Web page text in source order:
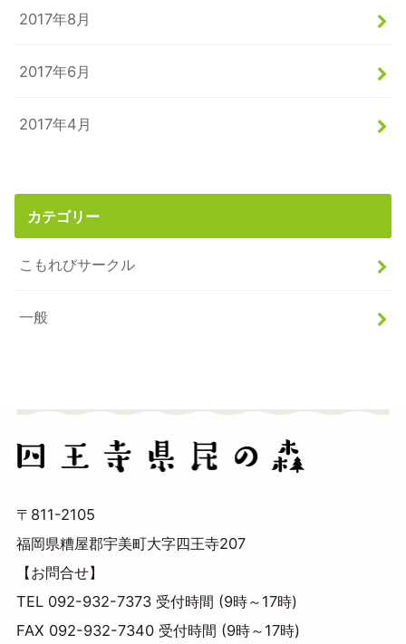
2017年8月
2017年6月
2017年4月
カテゴリー
こもれびサークル
一般
〒811-2105
福岡県糟屋郡宇美町大字四王寺207
【お問合せ】
TEL 092-932-7373 受付時間 (9時～17時)
FAX 092-932-7340 受付時間 (9時～17時)